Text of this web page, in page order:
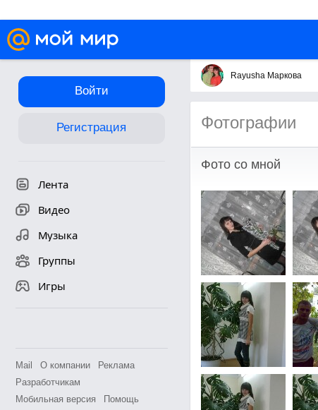
Войти
Регистрация
Лента
Видео
Музыка
Группы
Игры
Mail О компании
Реклама
Разработчикам
Мобильная версия
Помощь
Rayusha Маркова
Фотографии
Фото со мной